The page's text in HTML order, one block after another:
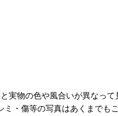
実物の色や風合いが異なって
ミ・傷等の写真はあくまで